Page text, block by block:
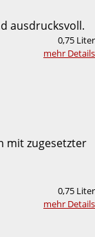
ausdrucksvoll.
0,75 Liter
mehr Details
mit zugesetzter
0,75 Liter
mehr Details